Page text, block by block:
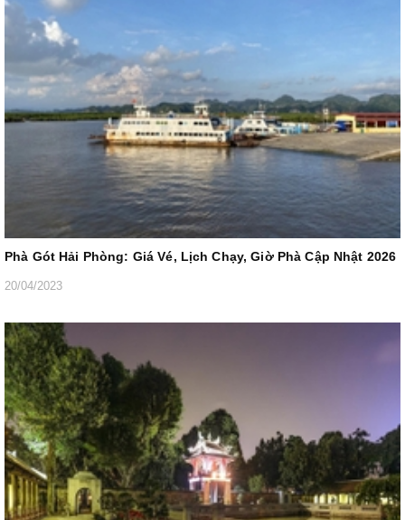
Phà Gót Hải Phòng: Giá Vé, Lịch Chạy, Giờ Phà Cập Nhật 2026
20/04/2023